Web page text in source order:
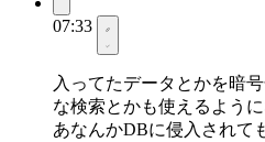
07:33
入ってたデータとかを暗
な検索とかも使えるよう
あなんかDBに侵入されて